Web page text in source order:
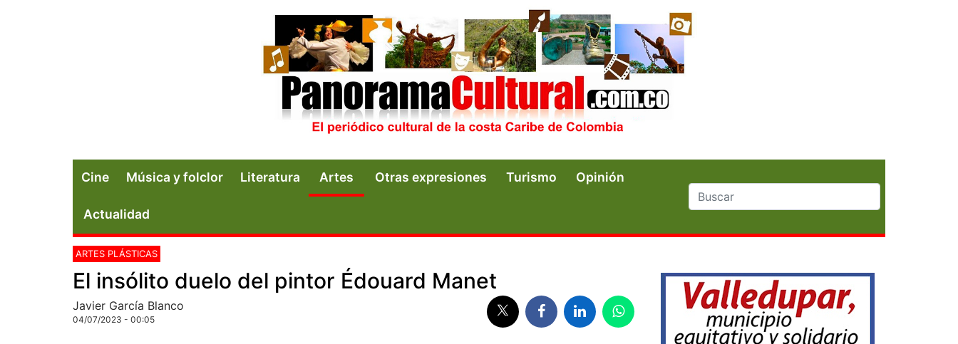
Cine Música y folclor Literatura Artes Otras expresiones Turismo Opinión
Actualidad
ARTES PLÁSTICAS
El insólito duelo del pintor Édouard Manet
Javier García Blanco
04/07/2023 - 00:05